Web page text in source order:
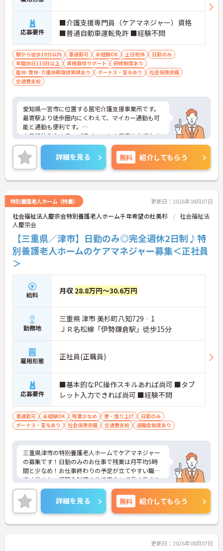
応募要件
■介護支援専門員（ケアマネジャー）資格
■普通自動車運転免許 ■経験不問
駅から徒歩10分以内 車通勤可 未経験OK 土日祝休
日勤のみ
年間休日110日以上
資格取得サポート
研修制度あり
産休･育休･介護休暇取得実績あり
ボーナス・賞与あり
社会保険完備
交通費支給
愛知県一宮市に位置する居宅介護支援事業所です。
最寄駅より徒歩圏内にくわえて、マイカー通勤も可
能と通勤も便利です。
土日祝休みなので、プライベートの予定も立てやす
い環境です。
ご興味をお持ちの方はお気軽にお問い合わせくださ
い。
詳細を見る 無料 紹介してもらう
特別養護老人ホーム（特養） 更新日：2026年08月07日
社会福祉法人慶宗会特別養護老人ホーム千年希望の杜美杉
社会福祉法
人慶宗会
【三重県／津市】日勤のみ◎完全週休2日制♪特
別養護老人ホームのケアマネジャー募集＜正社員
＞
給料 月収 28.8万円～30.6万円
勤務地
三重県 津市 美杉町八知729‐1
ＪＲ名松線「伊勢鎌倉駅」徒歩15分
雇用形態 正社員(正職員)
応募要件
■基本的なPC操作スキルあれば尚可 ■タブ
レット入力できれば尚可 ■経験不問
車通勤可 未経験OK 残業少なめ 寮・借り上げ
日勤のみ
ボーナス・賞与あり
社会保険完備 交通費支給 退職金制度あり
三重県津市の特別養護老人ホームでケアマネジャー
の募集です！日勤のみのお仕事で残業は月平均5時
間と少なめ！お仕事終わりの予定が立てやすい職場
です◎また、退職金制度ありで安心して長く働きや
すい環境が整っています♪ご興味のある方は面接ポ
イントをお伝えしますので、お気軽にご相談くださ
い！
詳細を見る 無料 紹介してもらう
更新日：2026年08月07日